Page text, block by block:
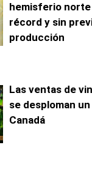
hemisferio
récord y sin
producción
Las ventas de
se desploman un
Canadá